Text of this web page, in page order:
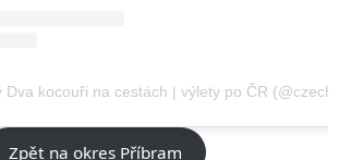
Dva kocouři na cestách | výlety po ČR
Zpět na okres Příbram